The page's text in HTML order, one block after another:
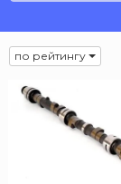
по рейтингу